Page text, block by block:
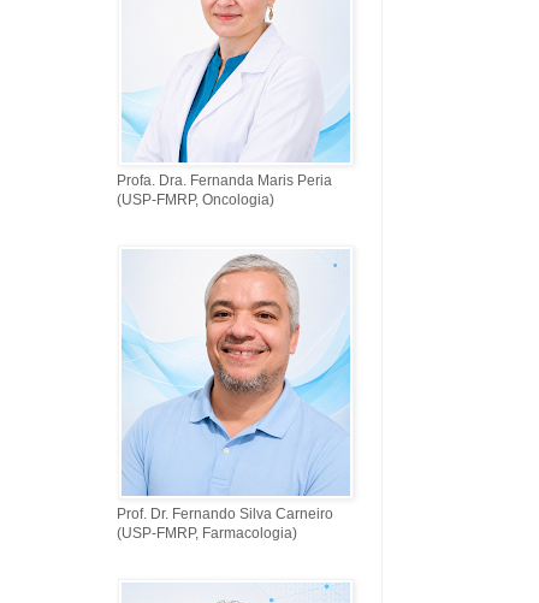
Profa. Dra. Fernanda Maris Peria
(USP-FMRP, Oncologia)
Prof. Dr. Fernando Silva Carneiro
(USP-FMRP, Farmacologia)